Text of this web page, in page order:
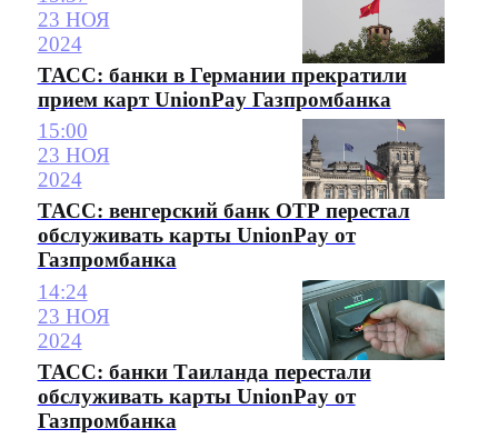
23 НОЯ
2024
ТАСС: банки в Германии прекратили
прием карт UnionPay Газпромбанка
15:00
23 НОЯ
2024
ТАСС: венгерский банк ОТР перестал
обслуживать карты UnionPay от
Газпромбанка
14:24
23 НОЯ
2024
ТАСС: банки Таиланда перестали
обслуживать карты UnionPay от
Газпромбанка